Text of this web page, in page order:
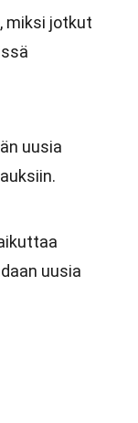
miksi jotkut
uusia
uusia